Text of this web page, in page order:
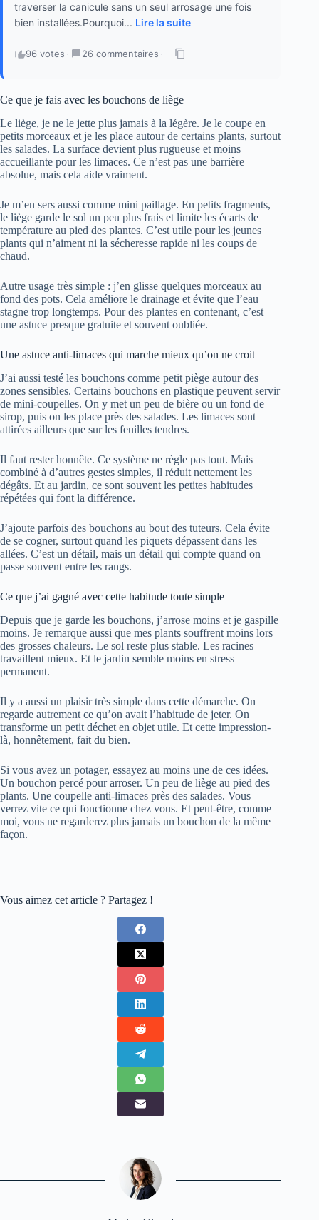
traverser la canicule sans un seul arrosage une fois
bien installées.Pourquoi... Lire la suite
96 votes · 26 commentaires ·
Ce que je fais avec les bouchons de liège
Le liège, je ne le jette plus jamais à la légère. Je le coupe en
petits morceaux et je les place autour de certains plants, surtout
les salades. La surface devient plus rugueuse et moins
accueillante pour les limaces. Ce n’est pas une barrière
absolue, mais cela aide vraiment.
Je m’en sers aussi comme mini paillage. En petits fragments,
le liège garde le sol un peu plus frais et limite les écarts de
température au pied des plantes. C’est utile pour les jeunes
plants qui n’aiment ni la sécheresse rapide ni les coups de
chaud.
Autre usage très simple : j’en glisse quelques morceaux au
fond des pots. Cela améliore le drainage et évite que l’eau
stagne trop longtemps. Pour des plantes en contenant, c’est
une astuce presque gratuite et souvent oubliée.
Une astuce anti-limaces qui marche mieux qu’on ne croit
J’ai aussi testé les bouchons comme petit piège autour des
zones sensibles. Certains bouchons en plastique peuvent servir
de mini-coupelles. On y met un peu de bière ou un fond de
sirop, puis on les place près des salades. Les limaces sont
attirées ailleurs que sur les feuilles tendres.
Il faut rester honnête. Ce système ne règle pas tout. Mais
combiné à d’autres gestes simples, il réduit nettement les
dégâts. Et au jardin, ce sont souvent les petites habitudes
répétées qui font la différence.
J’ajoute parfois des bouchons au bout des tuteurs. Cela évite
de se cogner, surtout quand les piquets dépassent dans les
allées. C’est un détail, mais un détail qui compte quand on
passe souvent entre les rangs.
Ce que j’ai gagné avec cette habitude toute simple
Depuis que je garde les bouchons, j’arrose moins et je gaspille
moins. Je remarque aussi que mes plants souffrent moins lors
des grosses chaleurs. Le sol reste plus stable. Les racines
travaillent mieux. Et le jardin semble moins en stress
permanent.
Il y a aussi un plaisir très simple dans cette démarche. On
regarde autrement ce qu’on avait l’habitude de jeter. On
transforme un petit déchet en objet utile. Et cette impression-
là, honnêtement, fait du bien.
Si vous avez un potager, essayez au moins une de ces idées.
Un bouchon percé pour arroser. Un peu de liège au pied des
plants. Une coupelle anti-limaces près des salades. Vous
verrez vite ce qui fonctionne chez vous. Et peut-être, comme
moi, vous ne regarderez plus jamais un bouchon de la même
façon.
Vous aimez cet article ? Partagez !